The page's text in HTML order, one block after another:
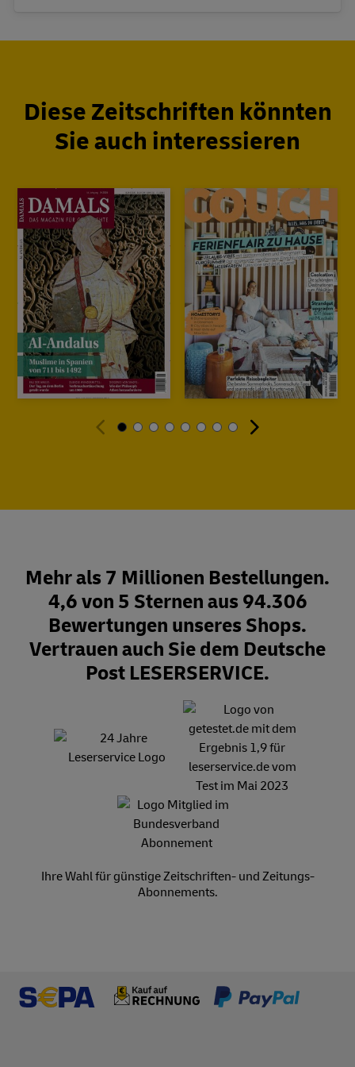
Diese Zeitschriften könnten
Sie auch interessieren
Mehr als 7 Millionen Bestellungen.
4,6 von 5 Sternen aus 94.306
Bewertungen unseres Shops.
Vertrauen auch Sie dem Deutsche
Post LESERSERVICE.
Ihre Wahl für günstige Zeitschriften- und Zeitungs-
Abonnements.